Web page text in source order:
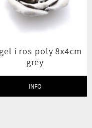
i ros poly 8x4cm
grey
INFO